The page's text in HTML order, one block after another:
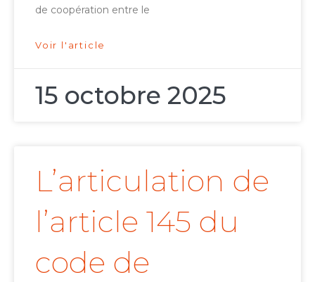
de coopération entre le
Voir l'article
15 octobre 2025
L’articulation de
l’article 145 du
code de